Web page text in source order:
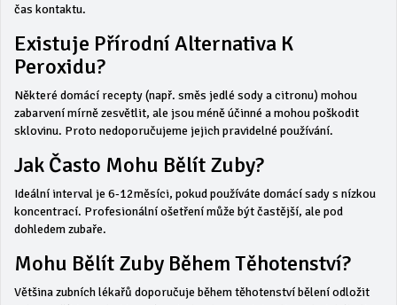
čas kontaktu.
Existuje Přírodní Alternativa K
Peroxidu?
Některé domácí recepty (např. směs jedlé sody a citronu) mohou
zabarvení mírně zesvětlit, ale jsou méně účinné a mohou poškodit
sklovinu. Proto nedoporučujeme jejich pravidelné používání.
Jak Často Mohu Bělít Zuby?
Ideální interval je 6‑12měsíci, pokud používáte domácí sady s nízkou
koncentrací. Profesionální ošetření může být častější, ale pod
dohledem zubaře.
Mohu Bělít Zuby Během Těhotenství?
Většina zubních lékařů doporučuje během těhotenství bělení odložit